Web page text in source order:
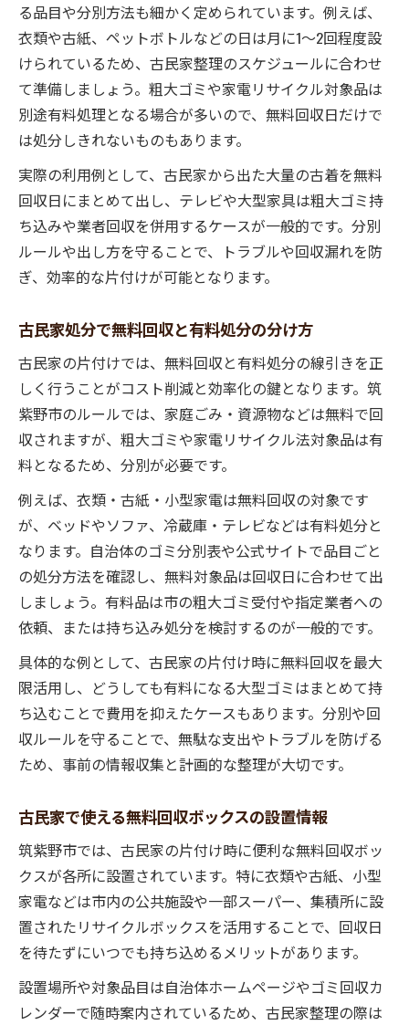
る品目や分別方法も細かく定められています。例えば、
衣類や古紙、ペットボトルなどの日は月に1～2回程度設
けられているため、古民家整理のスケジュールに合わせ
て準備しましょう。粗大ゴミや家電リサイクル対象品は
別途有料処理となる場合が多いので、無料回収日だけで
は処分しきれないものもあります。
実際の利用例として、古民家から出た大量の古着を無料
回収日にまとめて出し、テレビや大型家具は粗大ゴミ持
ち込みや業者回収を併用するケースが一般的です。分別
ルールや出し方を守ることで、トラブルや回収漏れを防
ぎ、効率的な片付けが可能となります。
古民家処分で無料回収と有料処分の分け方
古民家の片付けでは、無料回収と有料処分の線引きを正
しく行うことがコスト削減と効率化の鍵となります。筑
紫野市のルールでは、家庭ごみ・資源物などは無料で回
収されますが、粗大ゴミや家電リサイクル法対象品は有
料となるため、分別が必要です。
例えば、衣類・古紙・小型家電は無料回収の対象です
が、ベッドやソファ、冷蔵庫・テレビなどは有料処分と
なります。自治体のゴミ分別表や公式サイトで品目ごと
の処分方法を確認し、無料対象品は回収日に合わせて出
しましょう。有料品は市の粗大ゴミ受付や指定業者への
依頼、または持ち込み処分を検討するのが一般的です。
具体的な例として、古民家の片付け時に無料回収を最大
限活用し、どうしても有料になる大型ゴミはまとめて持
ち込むことで費用を抑えたケースもあります。分別や回
収ルールを守ることで、無駄な支出やトラブルを防げる
ため、事前の情報収集と計画的な整理が大切です。
古民家で使える無料回収ボックスの設置情報
筑紫野市では、古民家の片付け時に便利な無料回収ボッ
クスが各所に設置されています。特に衣類や古紙、小型
家電などは市内の公共施設や一部スーパー、集積所に設
置されたリサイクルボックスを活用することで、回収日
を待たずにいつでも持ち込めるメリットがあります。
設置場所や対象品目は自治体ホームページやゴミ回収カ
レンダーで随時案内されているため、古民家整理の際は